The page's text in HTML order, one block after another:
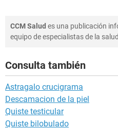
CCM Salud es una publicación
equipo de especialistas de la
Consulta también
Astragalo crucigrama
Descamacion de la piel
Quiste testicular
Quiste bilobulado